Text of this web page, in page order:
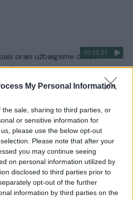
My Personal Information
sale, sharing to third parties, or
or sensitive information for
please use the below opt-out
Please note that after your
you may continue seeing
on personal information utilized by
disclosed to third parties prior to
opt-out of the further
information by third parties on the
00:00:57
orais užbaigsime darbo
Visi įrašai
įrašai
00:00:30